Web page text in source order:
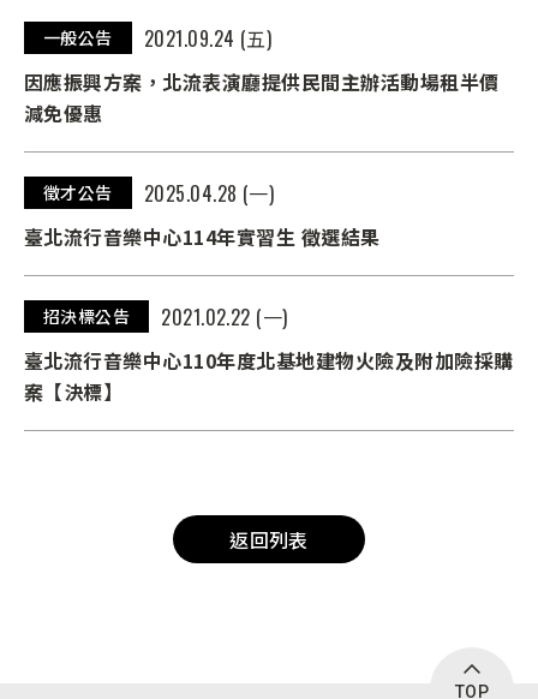
一般公告
2021.09.24 (五)
因應振興方案，北流表演廳提供民間主辦活動場租半價
減免優惠
徵才公告
2025.04.28 (一)
臺北流行音樂中心114年實習生 徵選結果
招決標公告
2021.02.22 (一)
臺北流行音樂中心110年度北基地建物火險及附加險採購
案【決標】
返回列表
TOP